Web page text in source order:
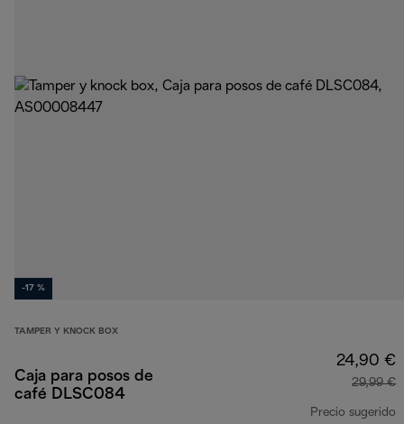
-17 %
TAMPER Y KNOCK BOX
Caja para posos de
café DLSC084
24,90 €
29,99 €
Precio sugerido